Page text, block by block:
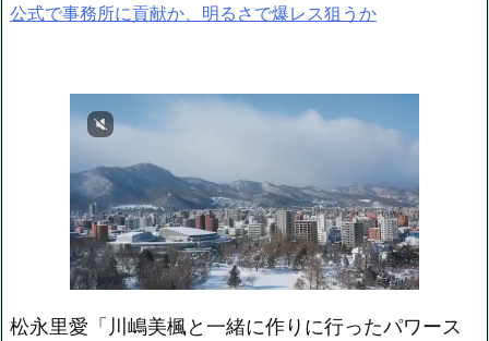
公式で事務所に貢献か、明るさで爆レス狙うか
松永里愛「川嶋美楓と一緒に作りに行ったパワース